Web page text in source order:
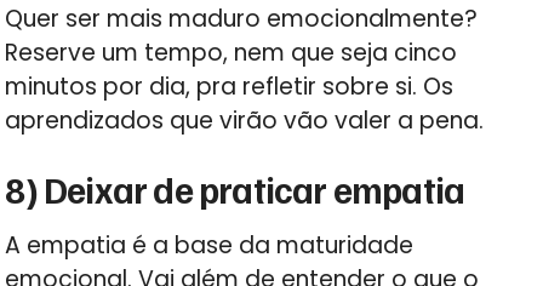
Quer ser mais maduro emocionalmente?
Reserve um tempo, nem que seja cinco
minutos por dia, pra refletir sobre si. Os
aprendizados que virão vão valer a pena.
8) Deixar de praticar empatia
A empatia é a base da maturidade
emocional. Vai além de entender o que o